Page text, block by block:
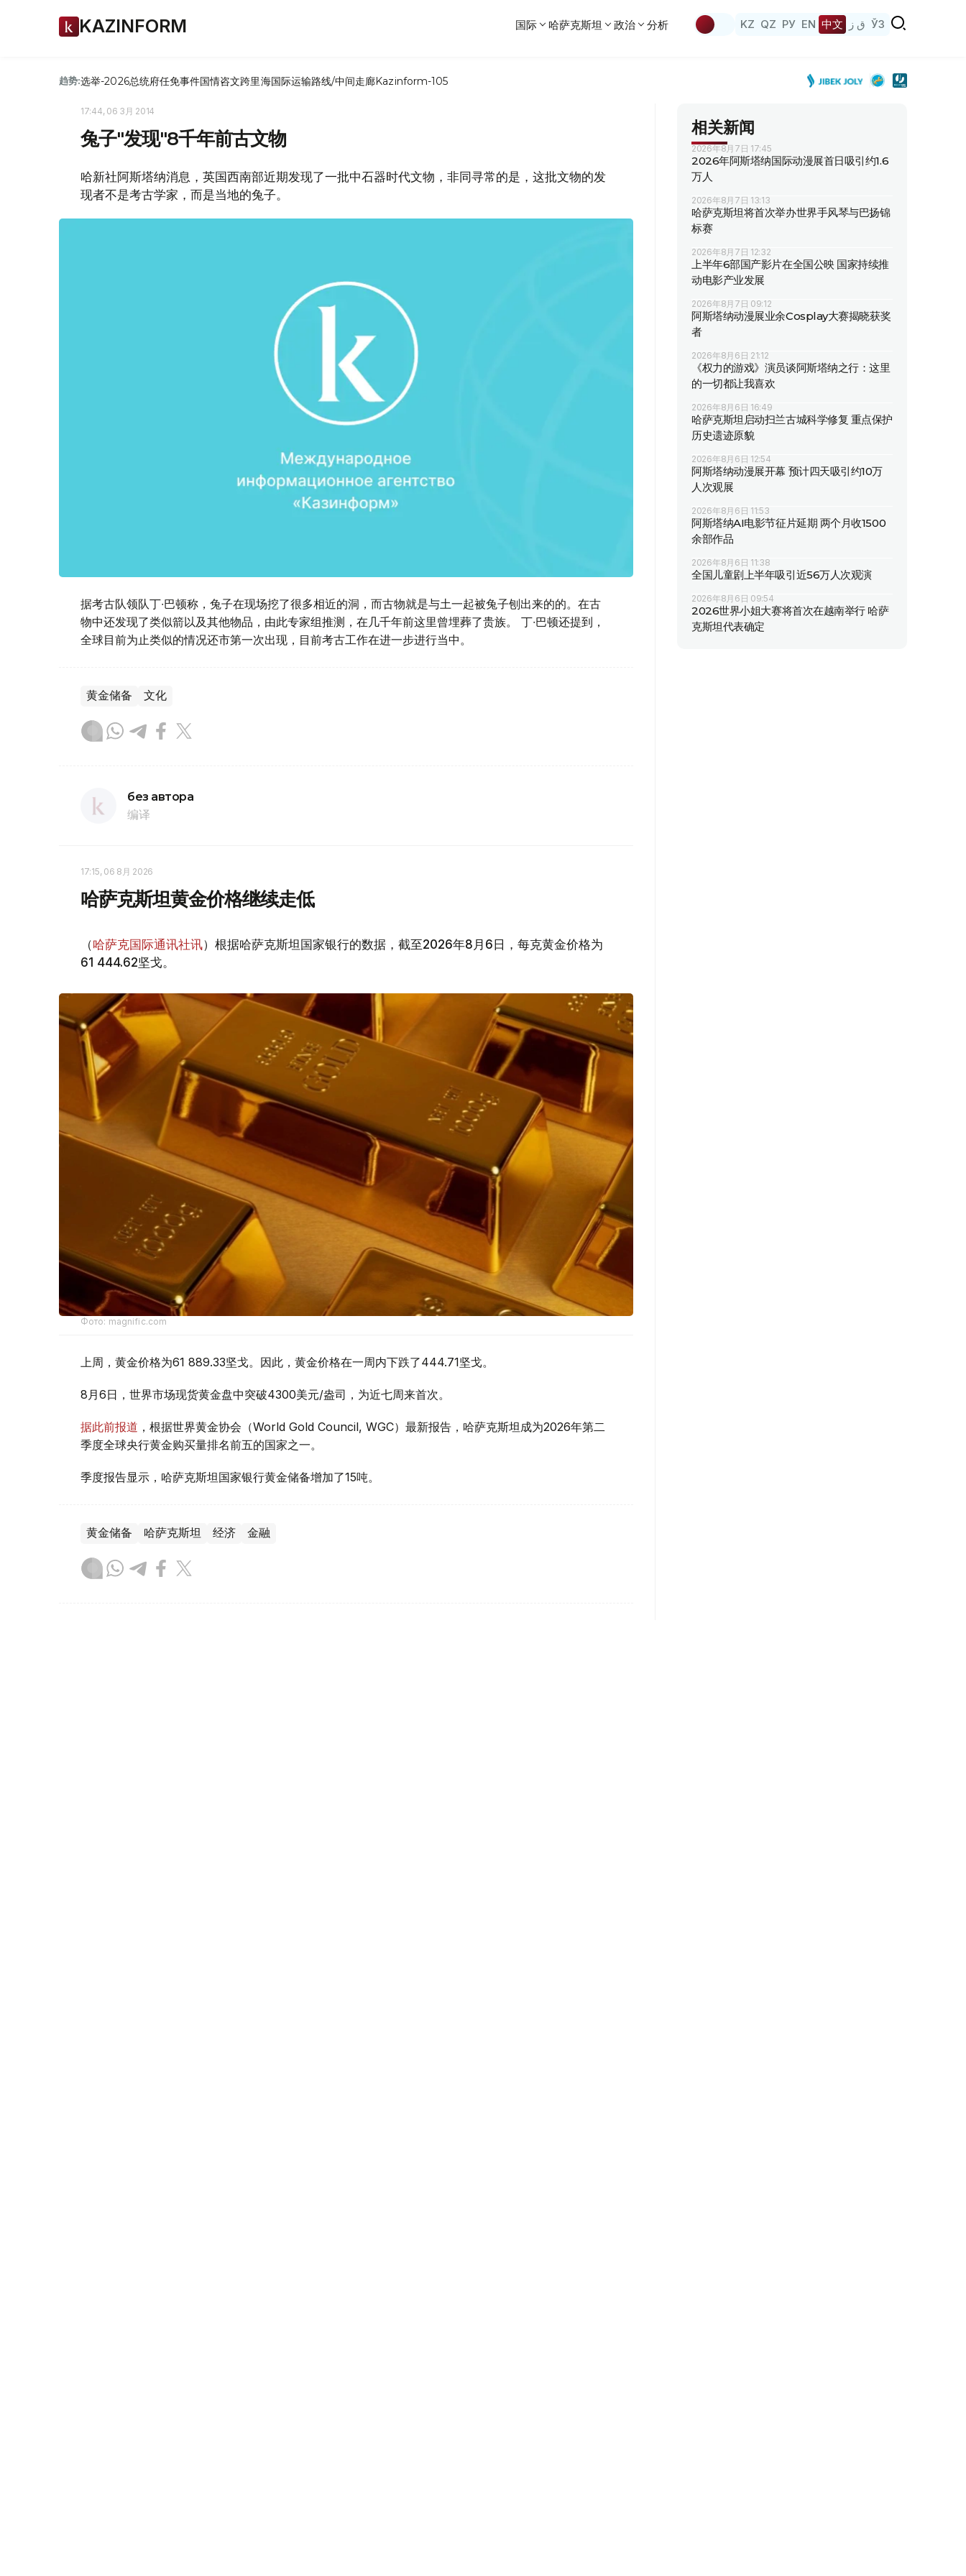
KAZINFORM 国际 哈萨克斯坦 政治 分析 KZ QZ РУ EN 中文 ق ز ЎЗ
趋势:选举-2026总统府任免事件国情咨文跨里海国际运输路线/中间走廊Kazinform-105
17:44, 06 3月 2014
兔子"发现"8千年前古文物
哈新社阿斯塔纳消息，英国西南部近期发现了一批中石器时代文物，非同寻常的是，这批文物的发
现者不是考古学家，而是当地的兔子。
据考古队领队丁∙巴顿称，兔子在现场挖了很多相近的洞，而古物就是与土一起被兔子刨出来的的。在古
物中还发现了类似箭以及其他物品，由此专家组推测，在几千年前这里曾埋葬了贵族。 丁∙巴顿还提到，
全球目前为止类似的情况还市第一次出现，目前考古工作在进一步进行当中。
黄金储备 文化
без автора
编译
17:15, 06 8月 2026
哈萨克斯坦黄金价格继续走低
（哈萨克国际通讯社讯）根据哈萨克斯坦国家银行的数据，截至2026年8月6日，每克黄金价格为
61 444.62坚戈。
Фото: magnific.com
上周，黄金价格为61 889.33坚戈。因此，黄金价格在一周内下跌了444.71坚戈。
8月6日，世界市场现货黄金盘中突破4300美元/盎司，为近七周来首次。
据此前报道 ，根据世界黄金协会（World Gold Council, WGC）最新报告，哈萨克斯坦成为2026年第二
季度全球央行黄金购买量排名前五的国家之一。
季度报告显示，哈萨克斯坦国家银行黄金储备增加了15吨。
黄金储备 哈萨克斯坦 经济 金融
相关新闻
2026年8月7日 17:45
2026年阿斯塔纳国际动漫展首日吸引约1.6
万人
2026年8月7日 13:13
哈萨克斯坦将首次举办世界手风琴与巴扬锦
标赛
2026年8月7日 12:32
上半年6部国产影片在全国公映 国家持续推
动电影产业发展
2026年8月7日 09:12
阿斯塔纳动漫展业余Cosplay大赛揭晓获奖
者
2026年8月6日 21:12
《权力的游戏》演员谈阿斯塔纳之行：这里
的一切都让我喜欢
2026年8月6日 16:49
哈萨克斯坦启动扫兰古城科学修复 重点保护
历史遗迹原貌
2026年8月6日 12:54
阿斯塔纳动漫展开幕 预计四天吸引约10万
人次观展
2026年8月6日 11:53
阿斯塔纳AI电影节征片延期 两个月收1500
余部作品
2026年8月6日 11:38
全国儿童剧上半年吸引近56万人次观演
2026年8月6日 09:54
2026世界小姐大赛将首次在越南举行 哈萨
克斯坦代表确定